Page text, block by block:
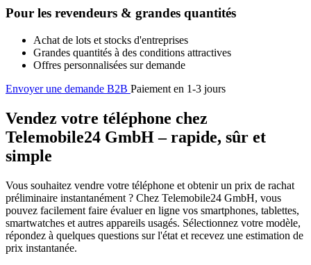
Pour les revendeurs & grandes quantités
Achat de lots et stocks d'entreprises
Grandes quantités à des conditions attractives
Offres personnalisées sur demande
Envoyer une demande B2B Paiement en 1-3 jours
Vendez votre téléphone chez
Telemobile24 GmbH – rapide, sûr et
simple
Vous souhaitez vendre votre téléphone et obtenir un prix de rachat
préliminaire instantanément ? Chez Telemobile24 GmbH, vous
pouvez facilement faire évaluer en ligne vos smartphones, tablettes,
smartwatches et autres appareils usagés. Sélectionnez votre modèle,
répondez à quelques questions sur l'état et recevez une estimation de
prix instantanée.